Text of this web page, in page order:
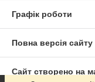
Графік роботи
Повна версія сайту
Сайт створено на